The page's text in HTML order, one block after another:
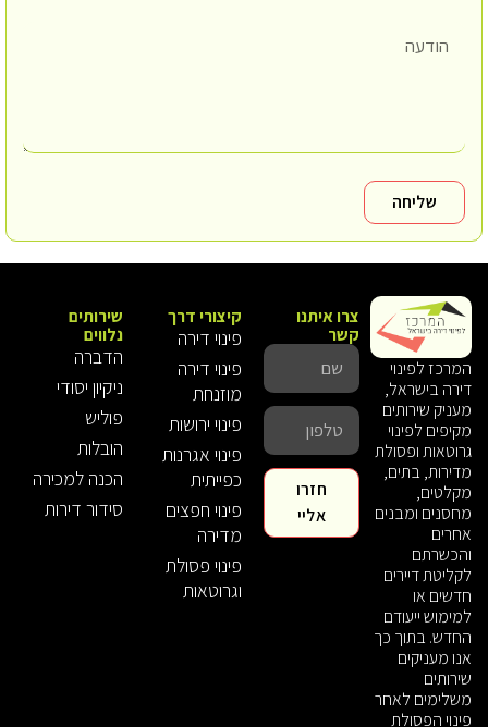
שליחה
המרכז לפינוי
דירה בישראל,
מעניק שירותים
מקיפים לפינוי
גרוטאות ופסולת
מדירות, בתים,
מקלטים,
מחסנים ומבנים
אחרים
והכשרתם
לקליטת דיירים
חדשים או
למימוש ייעודם
החדש. בתוך כך
אנו מעניקים
שירותים
משלימים לאחר
פינוי הפסולת
קיצורי דרך
פינוי דירה
פינוי דירה
מוזנחת
פינוי ירושות
פינוי אגרנות
כפייתית
פינוי חפצים
מדירה
פינוי פסולת
וגרוטאות
שירותים
נלווים
הדברה
ניקיון יסודי
פוליש
הובלות
הכנה למכירה
סידור דירות
צרו איתנו
קשר
חזרו
אליי